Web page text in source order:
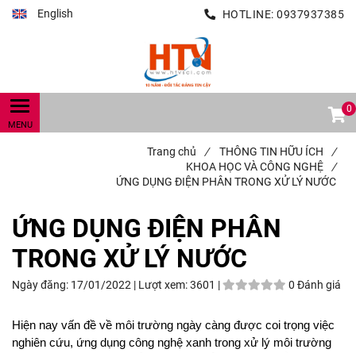
English HOTLINE: 0937937385
0
Trang chủ / THÔNG TIN HỮU ÍCH
/
KHOA HỌC VÀ CÔNG NGHỆ
/
ỨNG DỤNG ĐIỆN PHÂN TRONG XỬ LÝ NƯỚC
ỨNG DỤNG ĐIỆN PHÂN
TRONG XỬ LÝ NƯỚC
Ngày đăng: 17/01/2022 | Lượt xem:3601 | 0 Đánh giá
Hiện nay vấn đề về môi trường ngày càng được coi trọng việc
nghiên cứu, ứng dụng công nghệ xanh trong xử lý môi trường